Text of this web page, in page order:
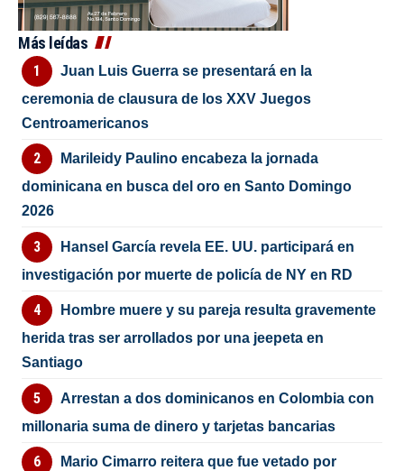
Más leídas
Juan Luis Guerra se presentará en la
ceremonia de clausura de los XXV Juegos
Centroamericanos
Marileidy Paulino encabeza la jornada
dominicana en busca del oro en Santo Domingo
2026
Hansel García revela EE. UU. participará en
investigación por muerte de policía de NY en RD
Hombre muere y su pareja resulta gravemente
herida tras ser arrollados por una jeepeta en
Santiago
Arrestan a dos dominicanos en Colombia con
millonaria suma de dinero y tarjetas bancarias
Mario Cimarro reitera que fue vetado por